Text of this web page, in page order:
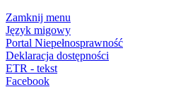
Zamknij menu
Język migowy
Portal Niepełnosprawność
Deklaracja dostępności
ETR - tekst
Facebook